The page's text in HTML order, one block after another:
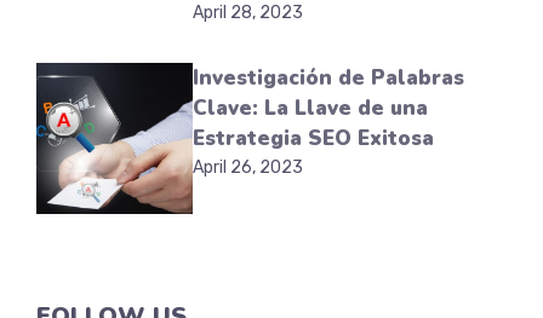
April 28, 2023
Investigación de Palabras
Clave: La Llave de una
Estrategia SEO Exitosa
April 26, 2023